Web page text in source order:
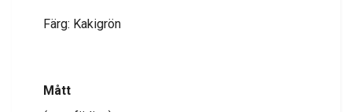
Färg: Kakigrön
Mått